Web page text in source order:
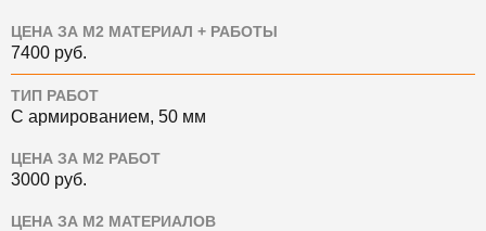
ЦЕНА ЗА М2 МАТЕРИАЛ + РАБОТЫ
7400 руб.
ТИП РАБОТ
С армированием, 50 мм
ЦЕНА ЗА М2 РАБОТ
3000 руб.
ЦЕНА ЗА М2 МАТЕРИАЛОВ